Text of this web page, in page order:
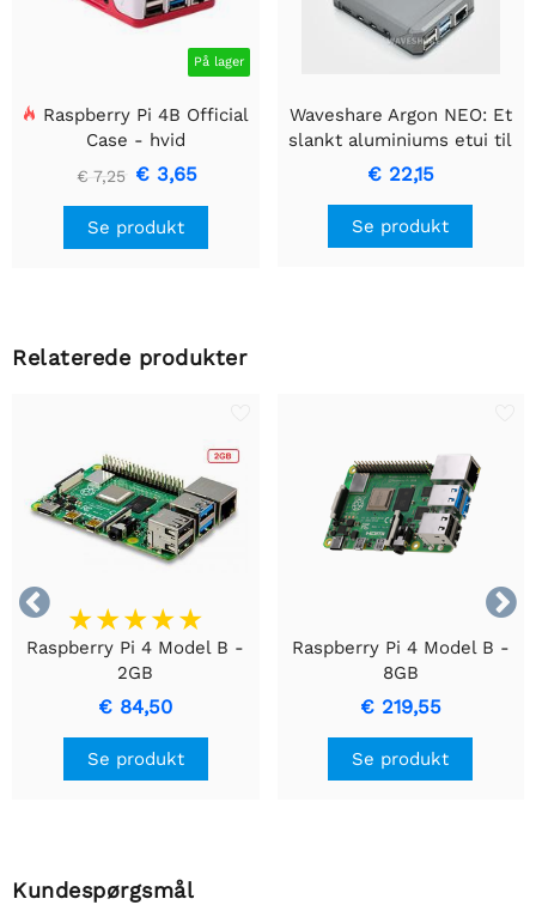
På lager
Raspberry Pi 4B Official
Case - hvid
€ 7,25 € 3,65
Se produkt
Waveshare Argon NEO: Et
slankt aluminiums etui til
Raspberry Pi 4, passiv
køling
€ 22,15
Se produkt
Relaterede produkter


Raspberry Pi 4 Model B -
2GB
€ 84,50
Se produkt
Raspberry Pi 4 Model B -
8GB
€ 219,55
Se produkt
Kundespørgsmål